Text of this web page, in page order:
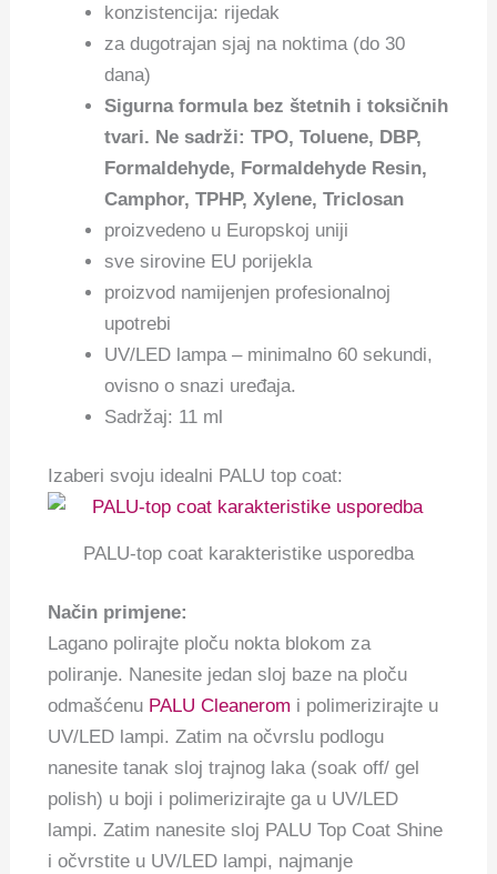
konzistencija: rijedak
za dugotrajan sjaj na noktima (do 30
dana)
Sigurna formula bez štetnih i toksičnih
tvari. Ne sadrži: TPO, Toluene, DBP,
Formaldehyde, Formaldehyde Resin,
Camphor, TPHP, Xylene, Triclosan
proizvedeno u Europskoj uniji
sve sirovine EU porijekla
proizvod namijenjen profesionalnoj
upotrebi
UV/LED lampa – minimalno 60 sekundi,
ovisno o snazi ​​uređaja.
Sadržaj: 11 ml
Izaberi svoju idealni PALU top coat:
PALU-top coat karakteristike usporedba
Način primjene:
Lagano polirajte ploču nokta blokom za
poliranje. Nanesite jedan sloj baze na ploču
odmašćenu PALU Cleanerom i polimerizirajte u
UV/LED lampi. Zatim na očvrslu podlogu
nanesite tanak sloj trajnog laka (soak off/ gel
polish) u boji i polimerizirajte ga u UV/LED
lampi. Zatim nanesite sloj PALU Top Coat Shine
i očvrstite u UV/LED lampi, najmanje